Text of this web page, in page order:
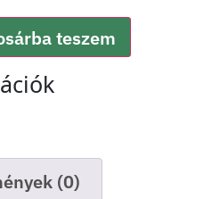
teszem
(0)